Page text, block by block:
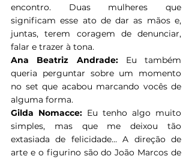
encontro. Duas mulheres que
significam esse ato de dar as mãos e,
juntas, terem coragem de denunciar,
falar e trazer à tona.
Ana Beatriz Andrade: Eu também
queria perguntar sobre um momento
no set que acabou marcando vocês de
alguma forma.
Gilda Nomacce: Eu tenho algo muito
simples, mas que me deixou tão
extasiada de felicidade… A direção de
arte e o figurino são do João Marcos de